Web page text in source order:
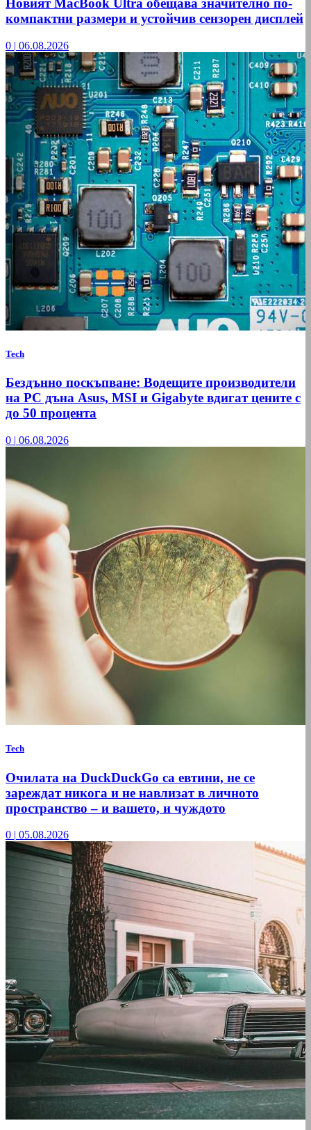
Новият MacBook Ultra обещава значително по-
компактни размери и устойчив сензорен дисплей
0 | 06.08.2026
Tech
Бездънно поскъпване: Водещите производители
на РС дъна Asus, MSI и Gigabyte вдигат цените с
до 50 процента
0 | 06.08.2026
Tech
Очилата на DuckDuckGo са евтини, не се
зареждат никога и не навлизат в личното
пространство – и вашето, и чуждото
0 | 05.08.2026